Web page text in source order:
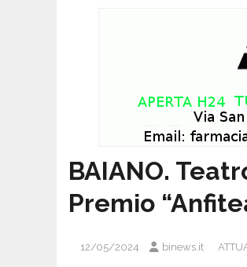
BAIANO.
Premio
12/05/2024 binews.it